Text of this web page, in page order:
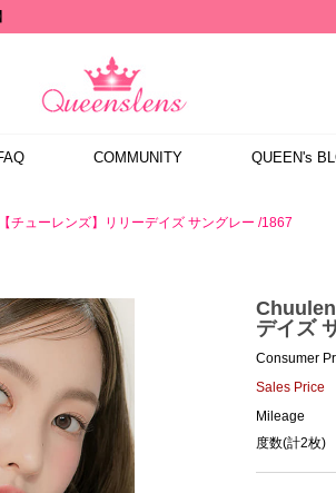
COMMUNITY QUEEN's
チューレンズ】リリーデイズ サングレー /1867
デイズ
Consumer
Sales Price
Mileage
度数(計2枚)